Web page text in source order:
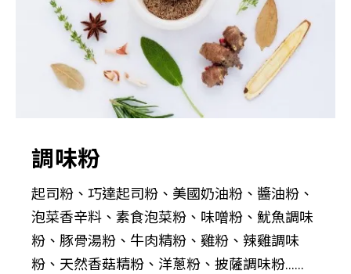
調味粉
起司粉、巧達起司粉、美國奶油粉、醬油粉、
泡菜香辛料、素食泡菜粉、味噌粉、魷魚調味
粉、豚骨湯粉、牛肉精粉、雞粉、辣雞調味
粉、天然香菇精粉、洋蔥粉、披薩調味粉......